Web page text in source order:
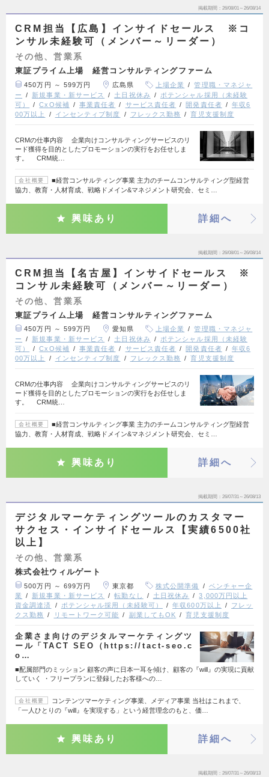
掲載期間 26/08/01～26/08/14
CRM担当【広島】インサイドセールス ※コ
ンサル未経験可（メンバー～リーダー）
その他、営業系
東証プライム上場 経営コンサルティングファーム
450万円 ～ 599万円 広島県 上場企業
管理職・マネジャ
ー
新規事業・新サービス 土日祝休み
ポテンシャル採用（未経験
可）
CxO候補 事業責任者 サービス責任者 開発責任者
年収6
00万以上
インセンティブ制度 フレックス勤務 育児支援制度
CRMの仕事内容 企業向けコンサルティングサービスのリ
ード獲得を目的としたプロモーションの実行をお任せしま
す。 CRM統…
会社概要
■経営コンサルティング事業 主力のチームコンサルティング型経営
協力、教育・人材育成、戦略ドメイン&マネジメント研究会、セミ…
興味あり 詳細へ
掲載期間 26/08/01～26/08/14
CRM担当【名古屋】インサイドセールス ※
コンサル未経験可（メンバー～リーダー）
その他、営業系
東証プライム上場 経営コンサルティングファーム
450万円 ～ 599万円 愛知県 上場企業
管理職・マネジャ
ー
新規事業・新サービス 土日祝休み
ポテンシャル採用（未経験
可）
CxO候補 事業責任者 サービス責任者 開発責任者
年収6
00万以上
インセンティブ制度 フレックス勤務 育児支援制度
CRMの仕事内容 企業向けコンサルティングサービスのリ
ード獲得を目的としたプロモーションの実行をお任せしま
す。 CRM統…
会社概要
■経営コンサルティング事業 主力のチームコンサルティング型経営
協力、教育・人材育成、戦略ドメイン&マネジメント研究会、セミ…
興味あり 詳細へ
掲載期間 26/07/31～26/08/13
デジタルマーケティングツールのカスタマー
サクセス・インサイドセールス【実績6500社
以上】
その他、営業系
株式会社ウィルゲート
500万円 ～ 699万円 東京都 株式公開準備
ベンチャー企
業
新規事業・新サービス 転勤なし 土日祝休み
3,000万円以上
資金調達済
ポテンシャル採用（未経験可） 年収600万以上
フレッ
クス勤務
リモートワーク可能 副業してもOK 育児支援制度
企業さま向けのデジタルマーケティングツ
ール「TACT SEO（https://tact-seo.c
o…
■配属部門のミッション 顧客の声に日本一耳を傾け、顧客の『will』の実現に貢献
していく ・フリープランに登録したお客様への…
会社概要
コンテンツマーケティング事業、メディア事業 当社はこれまで、
「一人ひとりの『will』を実現する」という経営理念のもと、価…
興味あり 詳細へ
掲載期間 26/07/31～26/08/13